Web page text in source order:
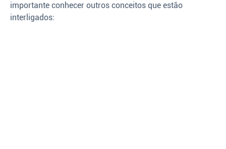
importante conhecer outros conceitos que estão
interligados: